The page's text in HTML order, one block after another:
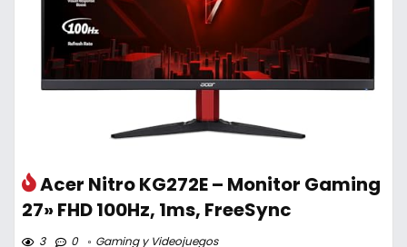
Acer Nitro KG272E – Monitor Gaming
27» FHD 100Hz, 1ms, FreeSync
3 0 Gaming y Videojuegos